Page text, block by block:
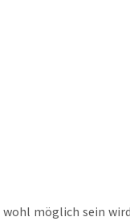
wohl mög­lich sein